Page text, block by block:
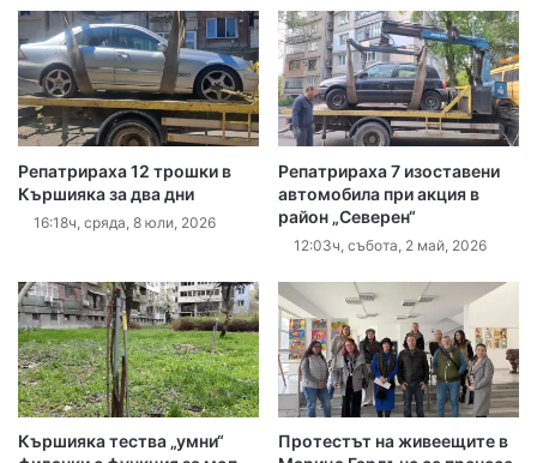
Репатрираха 12 трошки в
Кършияка за два дни
16:18ч, сряда, 8 юли, 2026
Репатрираха 7 изоставени
автомобила при акция в
район „Северен“
12:03ч, събота, 2 май, 2026
Кършияка тества „умни“
Протестът на живеещите в